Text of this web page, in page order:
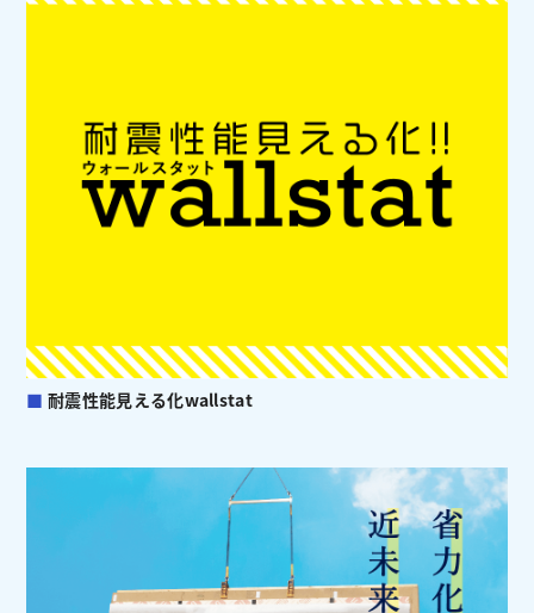
■ 耐震性能見える化wallstat